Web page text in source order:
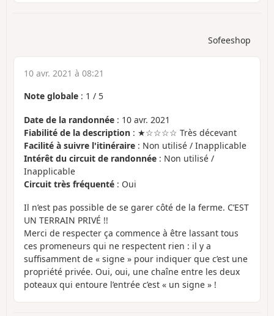
Sofeeshop
10 avr. 2021 à 08:21
Note globale : 1 / 5
Date de la randonnée : 10 avr. 2021
Fiabilité de la description : ★☆☆☆☆ Très décevant
Facilité à suivre l'itinéraire : Non utilisé / Inapplicable
Intérêt du circuit de randonnée : Non utilisé /
Inapplicable
Circuit très fréquenté : Oui
Il n’est pas possible de se garer côté de la ferme. C’EST
UN TERRAIN PRIVÉ !!
Merci de respecter ça commence à être lassant tous
ces promeneurs qui ne respectent rien : il y a
suffisamment de « signe » pour indiquer que c’est une
propriété privée. Oui, oui, une chaîne entre les deux
poteaux qui entoure l’entrée c’est « un signe » !